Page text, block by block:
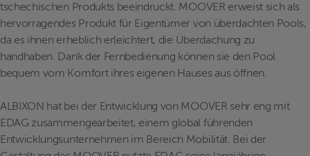
tschechischen Produkts beeindruckt. MOOVER erweist sich als
hervorragendes Produkt für Eigentümer von überdachten Pools,
da es ihnen erheblich erleichtert, die Überdachung zu
handhaben. Dank der Fernbedienung können sie den Pool
bequem vom Komfort ihres eigenen Hauses aus öffnen.
ALBIXON hat bei der Entwicklung von MOOVER sehr eng mit
EDAG zusammengearbeitet, einem global führenden
Entwicklungsunternehmen im Bereich Mobilität. Bei der